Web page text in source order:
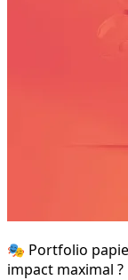
🎭 Portfolio
impact maximal ?